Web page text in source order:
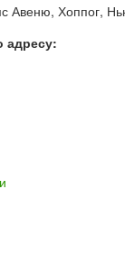
Авеню, Хоппог,
адресу: